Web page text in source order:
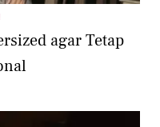
agar Tetap